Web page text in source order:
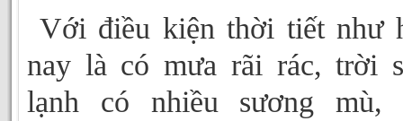
Với điều kiện thời tiết như
nay là có mưa rãi rác, trời
lạnh có nhiều sương mù,